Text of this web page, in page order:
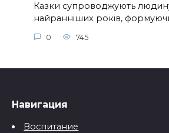
Казки супроводжують
найранніших років,
0 745
Навигация
Воспитание